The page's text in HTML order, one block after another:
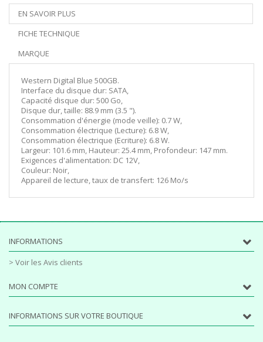
EN SAVOIR PLUS
FICHE TECHNIQUE
MARQUE
Western Digital Blue 500GB.
Interface du disque dur: SATA,
Capacité disque dur: 500 Go,
Disque dur, taille: 88.9 mm (3.5 ").
Consommation d'énergie (mode veille): 0.7 W,
Consommation électrique (Lecture): 6.8 W,
Consommation électrique (Ecriture): 6.8 W.
Largeur: 101.6 mm, Hauteur: 25.4 mm, Profondeur: 147 mm.
Exigences d'alimentation: DC 12V,
Couleur: Noir,
Appareil de lecture, taux de transfert: 126 Mo/s
INFORMATIONS
> Voir les Avis clients
MON COMPTE
INFORMATIONS SUR VOTRE BOUTIQUE